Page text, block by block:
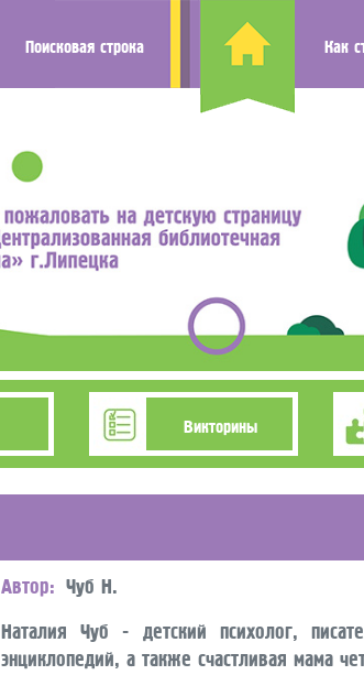
Поисковая строка Как
Викторины
Автор Чуб Н.
Наталия Чуб - детский психолог,
энциклопедий, а также счастливая мама